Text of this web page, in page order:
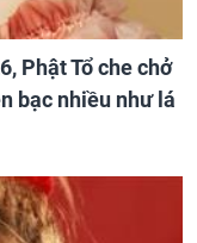
Phật Tổ che chở
bạc nhiều như lá